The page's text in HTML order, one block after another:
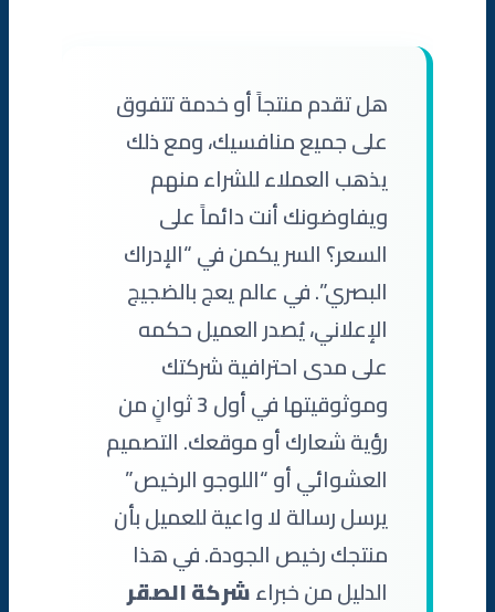
هل تقدم منتجاً أو خدمة تتفوق
على جميع منافسيك، ومع ذلك
يذهب العملاء للشراء منهم
ويفاوضونك أنت دائماً على
السعر؟ السر يكمن في “الإدراك
البصري”. في عالم يعج بالضجيج
الإعلاني، يُصدر العميل حكمه
على مدى احترافية شركتك
وموثوقيتها في أول 3 ثوانٍ من
رؤية شعارك أو موقعك. التصميم
العشوائي أو “اللوجو الرخيص”
يرسل رسالة لا واعية للعميل بأن
منتجك رخيص الجودة. في هذا
الدليل من خبراءشركة الصقر